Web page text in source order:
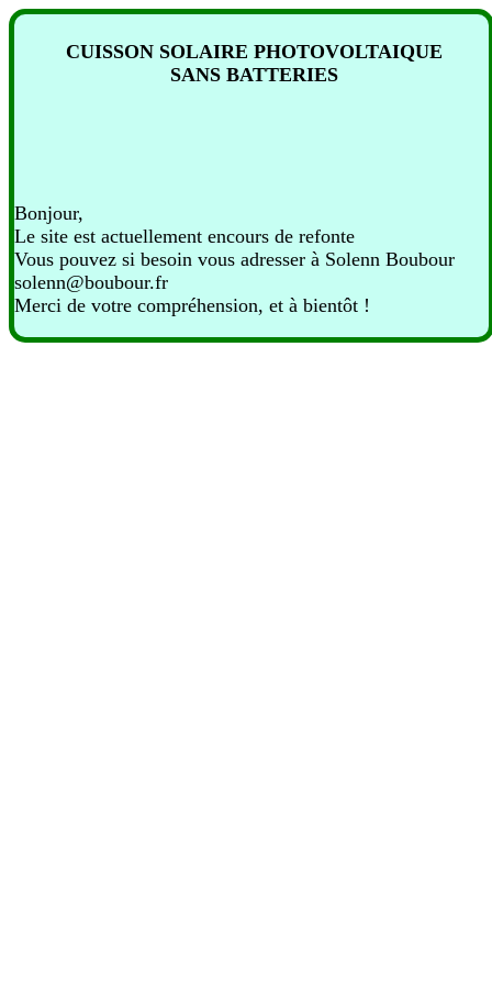
CUISSON SOLAIRE PHOTOVOLTAIQUE
SANS BATTERIES
Bonjour,
Le site est actuellement encours de refonte
Vous pouvez si besoin vous adresser à Solenn Boubour
solenn@boubour.fr
Merci de votre compréhension, et à bientôt !